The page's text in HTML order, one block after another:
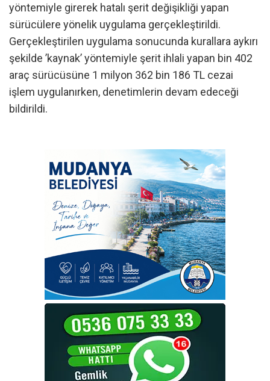
yöntemiyle girerek hatalı şerit değişikliği yapan
sürücülere yönelik uygulama gerçekleştirildi.
Gerçekleştirilen uygulama sonucunda kurallara aykırı
şekilde ’kaynak’ yöntemiyle şerit ihlali yapan bin 402
araç sürücüsüne 1 milyon 362 bin 186 TL cezai
işlem uygulanırken, denetimlerin devam edeceği
bildirildi.